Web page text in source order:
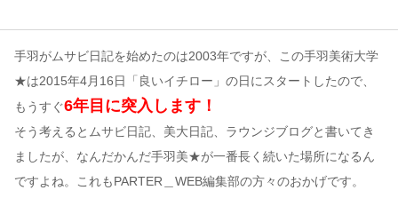
手羽がムサビ日記を始めたのは2003年ですが、この手羽美術大学
★は2015年4月16日「良いイチロー」の日にスタートしたので、
もうすぐ6年目に突入します！
そう考えるとムサビ日記、美大日記、ラウンジブログと書いてき
ましたが、なんだかんだ手羽美★が一番長く続いた場所になるん
ですよね。これもPARTER＿WEB編集部の方々のおかげです。
コンテンツ
このサイトについて
運営会社